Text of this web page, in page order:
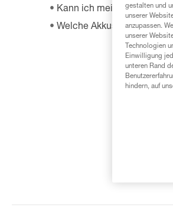
Kann ich meine
Welche Akkus sind mit
gestalten und
unserer
anzupassen.
unserer
Technologien
Einwilligung
unteren Rand
hindern, auf